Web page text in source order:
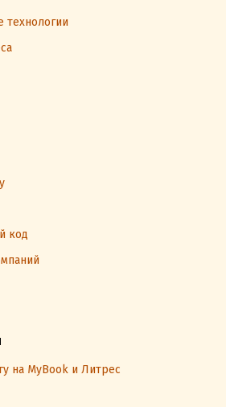
технологии
код
на MyBook и Литрес